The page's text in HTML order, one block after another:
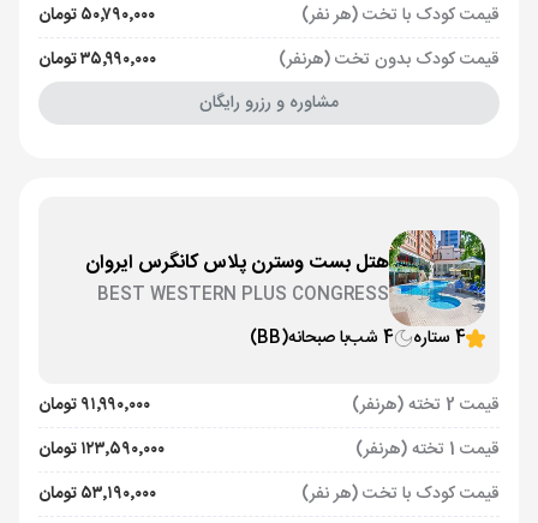
قیمت کودک با تخت (هر نفر)
۵۰٬۷۹۰٬۰۰۰ تومان
قیمت کودک بدون تخت (هرنفر)
۳۵٬۹۹۰٬۰۰۰ تومان
مشاوره و رزرو رایگان
هتل بست وسترن پلاس کانگرس ایروان
BEST WESTERN PLUS CONGRESS
4 ستاره
4 شب با صبحانه(BB)
قیمت 2 تخته (هرنفر)
۹۱٬۹۹۰٬۰۰۰ تومان
قیمت 1 تخته (هرنفر)
۱۲۳٬۵۹۰٬۰۰۰ تومان
قیمت کودک با تخت (هر نفر)
۵۳٬۱۹۰٬۰۰۰ تومان